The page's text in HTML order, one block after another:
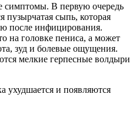
симптомы. В первую очередь
пузырчатая сыпь, которая
после инфицирования.
на головке пениса, а может
зуд и болевые ощущения.
мелкие герпесные волдыри
ухудшается и появляются